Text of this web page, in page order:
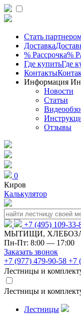
Стать
Доставка
% Рассрочка%
Где купитьГде
Контакты
Информация
Новости
Статьи
Отзывы
0
Киров
Калькулятор
+7 (495) 109-33-
МЫТИЩИ,
Пн-Пт: 8:00 — 17:00
Заказать звонок
+7 (977) 479-90-58 +7
Лестницы и
Лестницы и
Лестницы